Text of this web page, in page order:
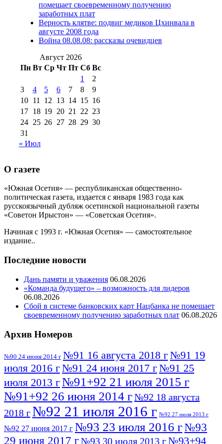
№98 8 августа 2013 г
августа 2012 г(14)
2017 г(9)
№99 4 августа
2016 г(12) №99 8 июля 2014 г
августа 2012 г(11)
августа 2013 г
(12)
помешает своевременному получению
заработных плат
Верность клятве: подвиг медиков Цхинвала в
августе 2008 года
Война 08.08.08: рассказы очевидцев
Август 2026
Пн Вт Ср Чт Пт Сб Вс
1
2
3
4 5 6 7 8
9
10 11 12 13 14 15 16
17 18 19 20 21 22 23
24 25 26 27 28 29 30
31
« Июл
О газете
«Южная Осетия» — республиканская общественно-
политическая газета, издается с января 1983 года как
русскоязычный дубляж осетинской национальной газеты
«Советон Ирыстон» — «Советская Осетия».
Начиная с 1993 г. «Южная Осетия» — самостоятельное
издание..
Последние новости
Дань памяти и уважения 06.08.2026
«Команда будущего» – возможность для лидеров
06.08.2026
Сбой в системе банковских карт Нацбанка не помешает
своевременному получению заработных плат 06.08.2026
Архив Номеров
№90 24 июня 2014 г №91 16 августа 2018 г№91 19
июля 2016 г№91 24 июня 2017 г№91 25
июля 2013 г№91+92 21 июля 2015 г
№91+92 26 июня 2014 г№92 18 августа
2018 г№92 21 июля 2016 г №92 27 июля 2013 г
№92 27 июня 2017 г №93 23 июля 2016 г№93
29 июня 2017 г№93 30 июля 2013 г№93+94